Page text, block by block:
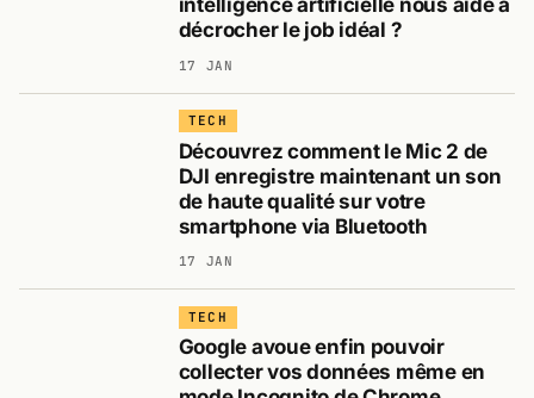
intelligence artificielle nous aide à
décrocher le job idéal ?
17 JAN
TECH
Découvrez comment le Mic 2 de
DJI enregistre maintenant un son
de haute qualité sur votre
smartphone via Bluetooth
17 JAN
TECH
Google avoue enfin pouvoir
collecter vos données même en